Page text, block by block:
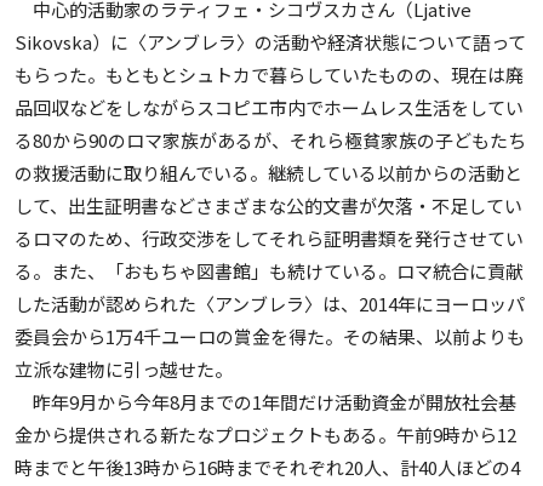
中心的活動家のラティフェ・シコヴスカさん（Ljative
Sikovska）に〈アンブレラ〉の活動や経済状態について語って
もらった。もともとシュトカで暮らしていたものの、現在は廃
品回収などをしながらスコピエ市内でホームレス生活をしてい
る80から90のロマ家族があるが、それら極貧家族の子どもたち
の救援活動に取り組んでいる。継続している以前からの活動と
して、出生証明書などさまざまな公的文書が欠落・不足してい
るロマのため、行政交渉をしてそれら証明書類を発行させてい
る。また、「おもちゃ図書館」も続けている。ロマ統合に貢献
した活動が認められた〈アンブレラ〉は、2014年にヨーロッパ
委員会から1万4千ユーロの賞金を得た。その結果、以前よりも
立派な建物に引っ越せた。
昨年9月から今年8月までの1年間だけ活動資金が開放社会基
金から提供される新たなプロジェクトもある。午前9時から12
時までと午後13時から16時までそれぞれ20人、計40人ほどの4